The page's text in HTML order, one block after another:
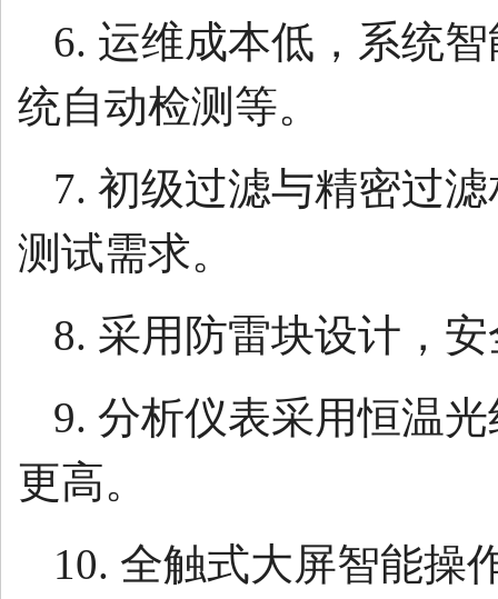
6. 运维成本低，系统
统自动检测等。
7. 初级过滤与精密过
测试需求。
8. 采用防雷块设计，
9. 分析仪表采用恒温
更高。
10. 全触式大屏智能操